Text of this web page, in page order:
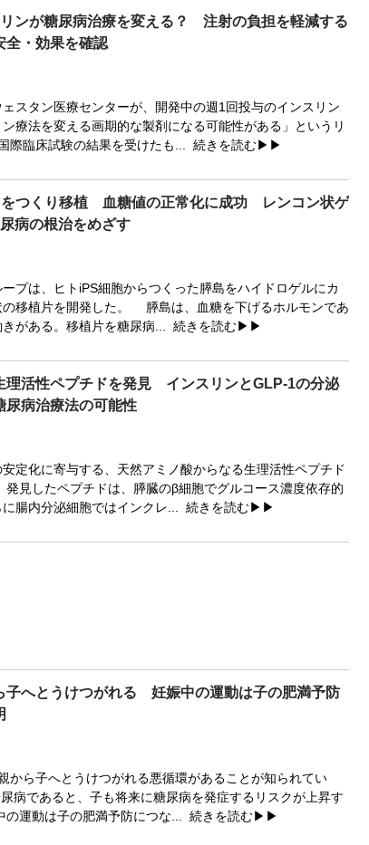
ンが糖尿病治療を変える？ 注射の負担を軽減する
・効果を確認
スタン医療センターが、開発中の週1回投与のインスリン
療法を変える画期的な製剤になる可能性がある」というリ
際臨床試験の結果を受けたも... 続きを読む▶▶
をつくり移植 血糖値の正常化に成功 レンコン状ゲ
病の根治をめざす
プは、ヒトiPS細胞からつくった膵島をハイドロゲルにカ
の移植片を開発した。 膵島は、血糖を下げるホルモンであ
がある。移植片を糖尿病... 続きを読む▶▶
理活性ペプチドを発見 インスリンとGLP-1の分泌
病治療法の可能性
定化に寄与する、天然アミノ酸からなる生理活性ペプチド
見したペプチドは、膵臓のβ細胞でグルコース濃度依存的
腸内分泌細胞ではインクレ... 続きを読む▶▶
子へとうけつがれる 妊娠中の運動は子の肥満予防
から子へとうけつがれる悪循環があることが知られてい
であると、子も将来に糖尿病を発症するリスクが上昇す
運動は子の肥満予防につな... 続きを読む▶▶